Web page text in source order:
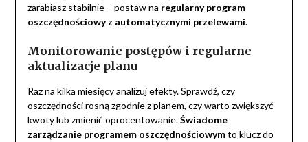
zarabiasz stabilnie – postaw na regularny program
oszczędnościowy z automatycznymi przelewami.
Monitorowanie postępów i regularne
aktualizacje planu
Raz na kilka miesięcy analizuj efekty. Sprawdź, czy
oszczędności rosną zgodnie z planem, czy warto zwiększyć
kwoty lub zmienić oprocentowanie.Świadome
zarządzanie programem oszczędnościowymto klucz do